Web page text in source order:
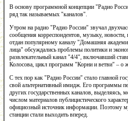
В основу программной концепции "Радио
ряд так называемых "каналов".
Утром на радио "Радио России" звучал
сообщения корреспондентов, музыку,
отдан популярному каналу "Домашняя
лица" обсуждались проблемы политики и
развлекательный канал "4/4", включавший
Колосова, цикл программ "Корни и ветви" – о
С тех пор как "Радио России" стало главной
свой альтернативный имидж. Его программы
других государственных каналов,
числом материалов публицистического
официозный источник информации. Поэтому
станции стали выходить вперед.